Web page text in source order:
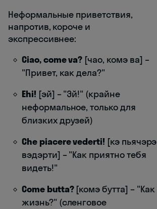
Неформальные приветствия,
напротив, короче и
экспрессивнее:
Ciao, come va? [чао, комэ ва] –
"Привет, как дела?"
Ehi! [эй] – "Эй!" (крайне
неформальное, только для
близких друзей)
Che piacere vederti! [кэ пьячэрэ
вэдэрти] – "Как приятно тебя
видеть!"
Come butta?[комэ бутта] – "Как
жизнь?" (сленговое